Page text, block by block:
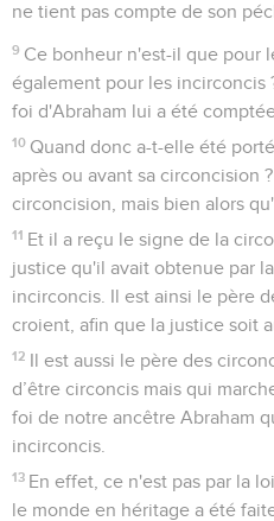
ne tient pas compte de son
9 Ce bonheur n'est-il que pour
également pour les incirconcis
foi d'Abraham lui a été
10 Quand donc a-t-elle été
après ou avant sa circoncision
circoncision, mais bien alors
11 Et il a reçu le signe de la
justice qu'il avait obtenue par
incirconcis. Il est ainsi le père
croient, afin que la justice soit
12 Il est aussi le père des
d’être circoncis mais qui
foi de notre ancêtre Abraham
incirconcis.
13 En effet, ce n'est pas par la
le monde en héritage a été